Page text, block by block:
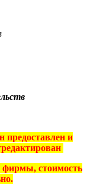
предоставлен и
стоимость